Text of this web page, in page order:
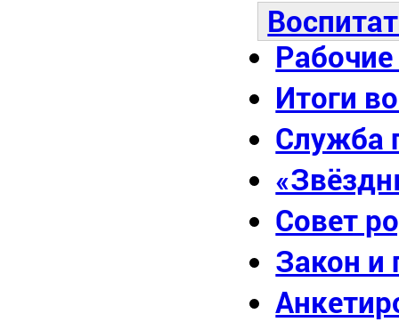
Итоги
Служба
Совет
Закон и